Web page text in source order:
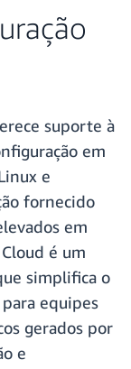
suporte à
em
e
fornecido
em
é um
simplifica o
equipes
gerados por
e